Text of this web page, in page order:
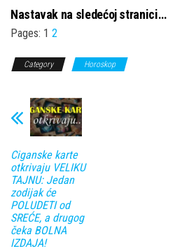
Nastavak na sledećoj stranici…
Pages: 1 2
Category Horoskop
Ciganske karte
otkrivaju VELIKU
TAJNU: Jedan
zodijak će
POLUDETI od
SREĆE, a drugog
čeka BOLNA
IZDAJA!